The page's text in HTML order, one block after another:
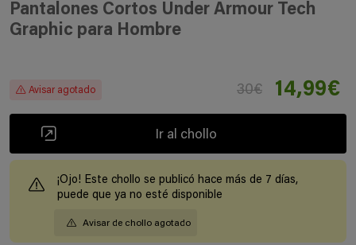
Pantalones Cortos Under Armour Tech
Graphic para Hombre
Avisar agotado 30€ 14,99€
Ir al chollo
¡Ojo! Este chollo se publicó hace más de 7 días,
puede que ya no esté disponible
Avisar de chollo agotado